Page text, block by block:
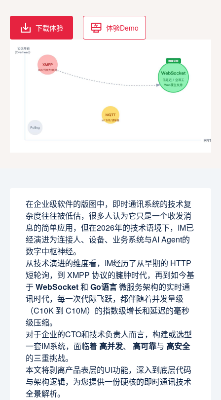
下载体验 体验Demo
在企业级软件的版图中，即时通讯系统的技术复
杂度往往被低估，很多人认为它只是一个收发消
息的简单应用，但在2026年的技术语境下，IM已
经演进为连接人、设备、业务系统与AI Agent的
数字中枢神经。
从技术演进的维度看，IM经历了从早期的 HTTP
短轮询，到 XMPP 协议的臃肿时代，再到如今基
于WebSocket和 Go语言微服务架构的实时通
讯时代，每一次代际飞跃，都伴随着并发量级
（C10K 到 C10M）的指数级增长和延迟的毫秒
级压缩。
对于企业的CTO和技术负责人而言，构建或选型
一套IM系统，面临着 高并发、 高可靠与 高安全
的三重挑战。
本文将剥离产品表层的UI功能，深入到底层代码
与架构逻辑，为您提供一份硬核的即时通讯技术
全景解析。